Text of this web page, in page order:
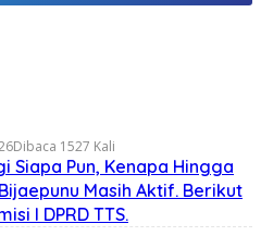
Dibaca 1527 Kali
Siapa Pun, Kenapa Hingga
Masih Aktif. Berikut
I DPRD TTS.